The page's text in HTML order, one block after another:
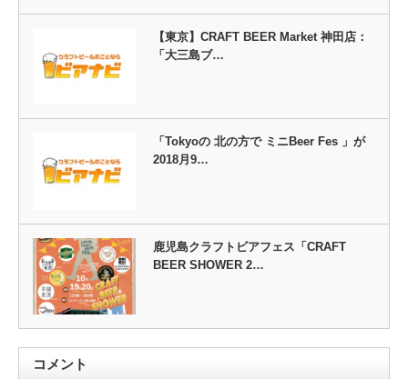
【東京】CRAFT BEER Market 神田店：
「大三島ブ…
「Tokyoの 北の方で ミニBeer Fes 」が
2018月9…
鹿児島クラフトビアフェス「CRAFT
BEER SHOWER 2…
コメント